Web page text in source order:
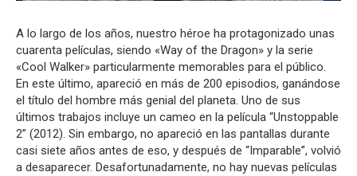
A lo largo de los años, nuestro héroe ha protagonizado unas
cuarenta películas, siendo «Way of the Dragon» y la serie
«Cool Walker» particularmente memorables para el público.
En este último, apareció en más de 200 episodios, ganándose
el título del hombre más genial del planeta. Uno de sus
últimos trabajos incluye un cameo en la película “Unstoppable
2” (2012). Sin embargo, no apareció en las pantallas durante
casi siete años antes de eso, y después de “Imparable”, volvió
a desaparecer. Desafortunadamente, no hay nuevas películas